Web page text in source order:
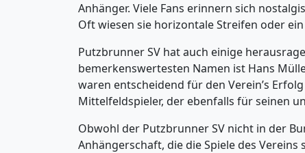
Anhänger. Viele Fans erinnern sich
Oft wiesen sie horizontale Streifen oder
Putzbrunner SV hat auch einige
bemerkenswertesten Namen ist Hans
waren entscheidend für den Verein’s
Mittelfeldspieler, der ebenfalls für seinen
Obwohl der Putzbrunner SV nicht in der
Anhängerschaft, die die Spiele des